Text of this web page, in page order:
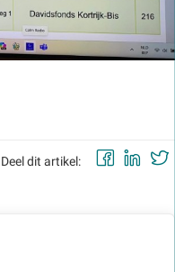
Deel dit artikel: